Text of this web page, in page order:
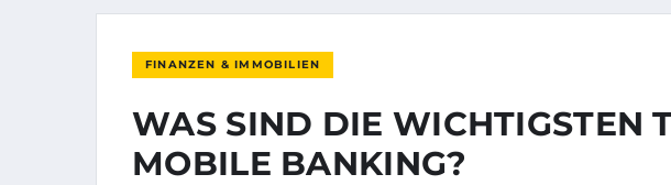
FINANZEN & IMMOBILIEN
WAS SIND DIE WICHTIGSTEN
MOBILE BANKING?